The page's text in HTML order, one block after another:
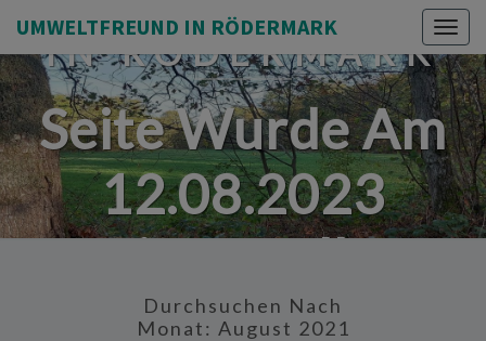
UMWELTFREUND IN RÖDERMARK
UMWELTFREUND
IN RÖDERMARK
Seite Wurde Am
12.08.2023
Eingestellt.
Durchsuchen Nach
Monat: August 2021